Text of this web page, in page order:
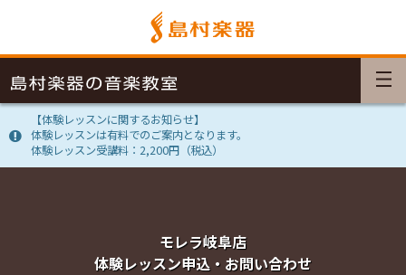
【体験レッスンに関するお知らせ】
体験レッスンは有料でのご案内となります。
体験レッスン受講料：2,200円（税込）
モレラ岐阜店
体験レッスン申込・お問い合わせ